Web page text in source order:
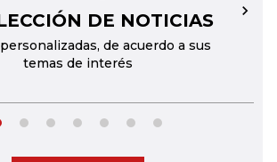
DE NOTICIAS
de acuerdo a sus
temas de interés
→